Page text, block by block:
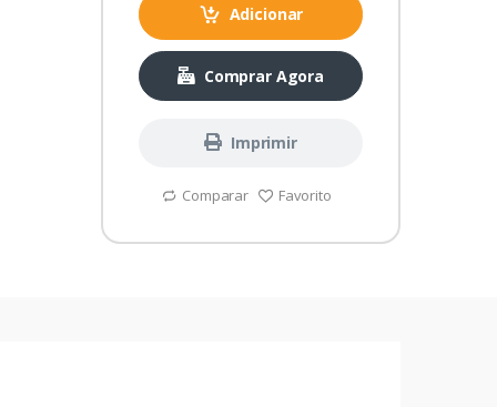
Adicionar
Comprar Agora
Imprimir
Comparar Favorito